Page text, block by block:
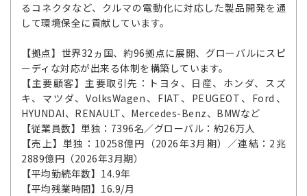
るコネクタなど、クルマの電動化に対応した製品開発を通
して環境保全に貢献しています。
【拠点】世界32ヵ国、約96拠点に展開、グローバルにスピ
ーディな対応が出来る体制を構築しています。
【主要顧客】主要取引先：トヨタ、日産、ホンダ、スズ
キ、マツダ、VolksWagen、FIAT、PEUGEOT、Ford、
HYUNDAI、RENAULT、Mercedes-Benz、BMWなど
【従業員数】単独：7396名／グローバル：約26万人
【売上】単独：10258億円（2026年3月期）／連結：2兆
2889億円（2026年3月期）
【平均勤続年数】14.9年
【平均残業時間】16.9/月